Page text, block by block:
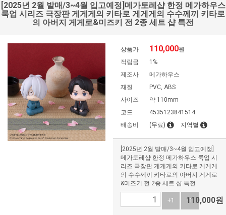
[2025년 2월 발매/3~4월 입고예정]메가토레샵 한정 메가하우스
룩업 시리즈 극장판 게게게의 키타로 게게게의 수수께끼 키타로
의 아버지 게게로&미즈키 전 2종 세트 샵 특전
상품가 110,000원
적립금
1%
제조사
메가하우스
재질
PVC, ABS
사이즈
약 110mm
코드
4535123841514
배송비
(무료) 지역별
[2025년 2월 발매/3~4월 입고예정]
메가토레샵 한정 메가하우스 룩업 시
리즈 극장판 게게게의 키타로 게게게
의 수수께끼 키타로의 아버지 게게로
&미즈키 전 2종 세트 샵 특전
+1 -1
110,000원